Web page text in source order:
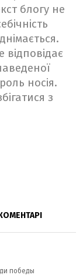
блогу не
відповідає
носія.
з
победы